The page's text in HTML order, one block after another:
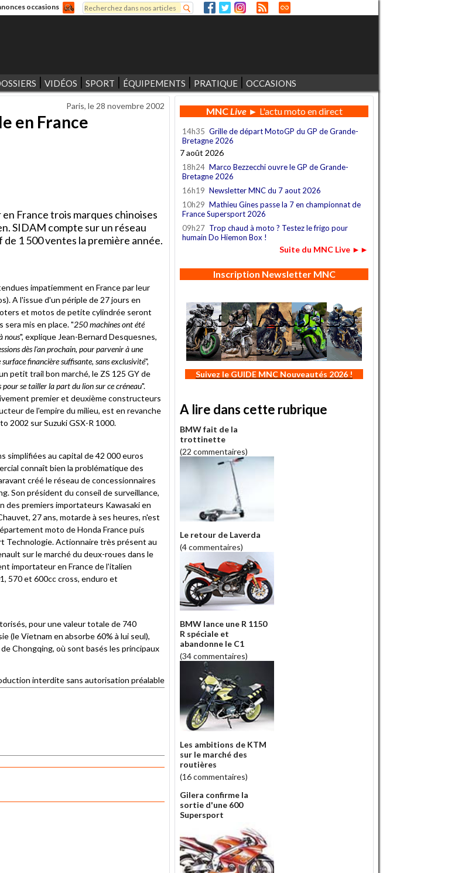
occasions
Formulaire de recherche
Rechercher
VIDÉOS SPORT ÉQUIPEMENTS PRATIQUE OCCASIONS
Paris, le 28 novembre 2002
en France
France trois marques chinoises
SIDAM compte sur un réseau
1 500 ventes la première année.
impatiemment en France par leur
A l'issue d'un périple de 27 jours en
et motos de petite cylindrée seront
mis en place. "250 machines ont été
nous", explique Jean-Bernard Desquesnes,
dès l'an prochain, pour parvenir à une
financière suffisante, sans exclusivité",
petit trail bon marché, le ZS 125 GY de
se tailler la part du lion sur ce créneau".
premier et deuxième constructeurs
de l'empire du milieu, est en revanche
2002 sur Suzuki GSX-R 1000.
simplifiées au capital de 42 000 euros
connaît bien la problématique des
créé le réseau de concessionnaires
Son président du conseil de surveillance,
des premiers importateurs Kawasaki en
27 ans, motarde à ses heures, n'est
moto de Honda France puis
Technologie. Actionnaire très présent au
sur le marché du deux-roues dans le
importateur en France de l'italien
570 et 600cc cross, enduro et
pour une valeur totale de 740
(le Vietnam en absorbe 60% à lui seul),
Chongqing, où sont basés les principaux
interdite sans autorisation préalable
MNCLive► L'actu moto en direct
14h35 Grille de départ MotoGP du GP de Grande-
Bretagne 2026
7 août 2026
18h24 Marco Bezzecchi ouvre le GP de Grande-
Bretagne 2026
16h19 Newsletter MNC du 7 aout 2026
10h29 Mathieu Gines passe la 7 en championnat de
France Supersport 2026
09h27 Trop chaud à moto ? Testez le frigo pour
humain Do Hiemon Box !
Suite du MNC Live ►►
Inscription Newsletter MNC
Suivez le GUIDE MNC Nouveautés 2026 !
A lire dans cette rubrique
BMW fait de la
trottinette
(22 commentaires)
Le retour de Laverda
(4 commentaires)
BMW lance une R 1150
R spéciale et
abandonne le C1
(34 commentaires)
Les ambitions de KTM
sur le marché des
routières
(16 commentaires)
Gilera confirme la
sortie d'une 600
Supersport